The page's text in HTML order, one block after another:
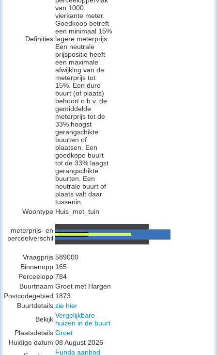
Definities
van 1000
vierkante meter.
Goedkoop betreft
een minimaal 15%
lagere meterprijs.
Een neutrale
prijspositie heeft
een maximale
afwijking van de
meterprijs tot
15%. Een dure
buurt (of plaats)
behoort o.b.v. de
gemiddelde
meterprijs tot de
33% hoogst
gerangschikte
buurten of
plaatsen. Een
goedkope buurt
tot de 33% laagst
gerangschikte
buurten. Een
neutrale buurt of
plaats valt daar
tussenin.
Woontype Huis_met_tuin
meterprijs- en
perceelverschil
Vraagprijs 589000
Binnenopp 165
Perceelopp 784
Buurtnaam Groet met Hargen
Postcodegebied 1873
Buurtdetails zie hier
Bekijk Vergelijkbare
huizen in de buurt
Plaatsdetails Groet
Huidige datum 08 August 2026
Funda aanbod